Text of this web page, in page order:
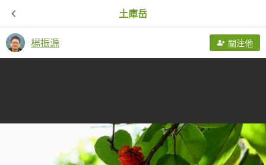
土庫岳
楊振源 關注他